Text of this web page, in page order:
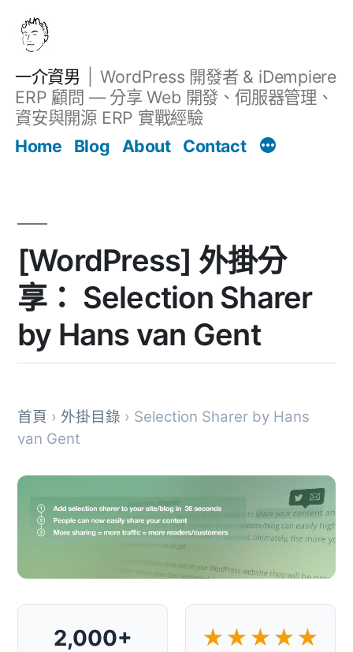
一介資男
WordPress 開發者 & iDempiere
ERP 顧問 — 分享 Web 開發、伺服器管理、
資安與開源 ERP 實戰經驗
Home
Blog About Contact
[WordPress] 外掛分
享： Selection Sharer
by Hans van Gent
首頁 › 外掛目錄 › Selection Sharer by Hans
van Gent
2,000+ ★★★★★
文章